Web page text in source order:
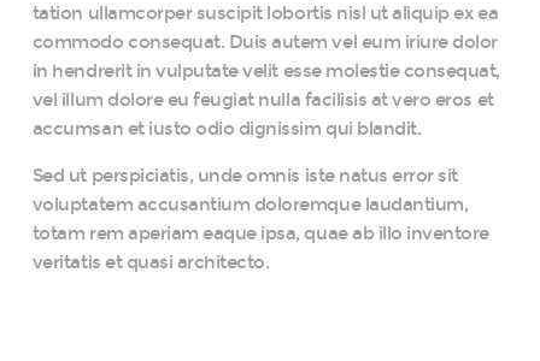
tation ullamcorper suscipit lobortis nisl ut aliquip ex ea
commodo consequat. Duis autem vel eum iriure dolor
in hendrerit in vulputate velit esse molestie consequat,
vel illum dolore eu feugiat nulla facilisis at vero eros et
accumsan et iusto odio dignissim qui blandit.
Sed ut perspiciatis, unde omnis iste natus error sit
voluptatem accusantium doloremque laudantium,
totam rem aperiam eaque ipsa, quae ab illo inventore
veritatis et quasi architecto.